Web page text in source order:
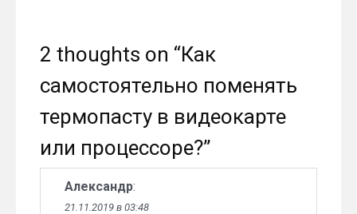
2 thoughts on “Как
самостоятельно поменять
термопасту в видеокарте
или процессоре?”
Александр:
21.11.2019 в 03:48